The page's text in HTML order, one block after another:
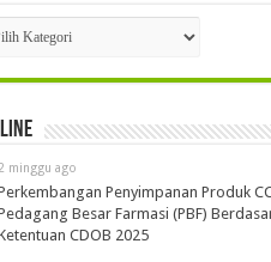
minggu ago
Penyimpanan Produk
Besar Farmasi (PBF)
CDOB 2025